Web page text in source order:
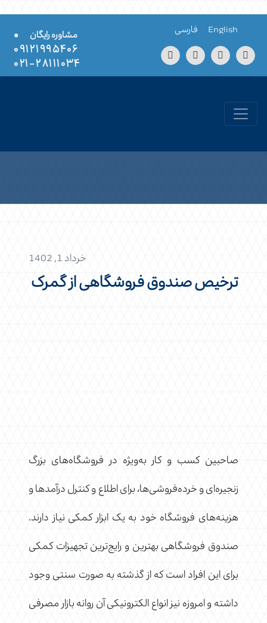
English فارسی مشاوره رایگان
•
۰۹۱۲۱۹۹۵۴۰۶
۲۸۱۱۱۰۳۴-۰۲۱
خرداد 1, 1402
ترخیص صندوق فروشگاهی از گمرک
صاحبین کسب و کار به‌ویژه در فروشگاه‌های بزرگ
زنجیره‌ای و خرده‌فروشی‌ها، برای اطلاع و کنترل درآمدها و
هزینه‌های فروشگاه خود به یک ابزار کمکی نیاز دارند.
صندوق فروشگاهی بهترین و رایج‌ترین تجهیزات کمکی
برای این افراد است که از گذشته به صورت سنتی وجود
داشته و امروزه نیز انواع الکترونیکی آن روانه بازار مصرفی